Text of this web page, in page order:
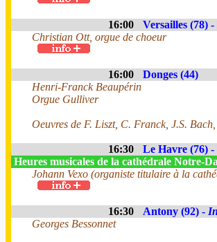
16:00 Versailles (78) -
Christian Ott, orgue de choeur
16:00
Donges (44)
Henri-Franck Beaupérin
Orgue Gulliver
Oeuvres de F. Liszt, C. Franck, J.S.
16:30 Le Havre (76) -
Heures musicales de la cathédrale Notre-
Johann Vexo (organiste titulaire à la
16:30 Antony (92) -
Georges Bessonnet